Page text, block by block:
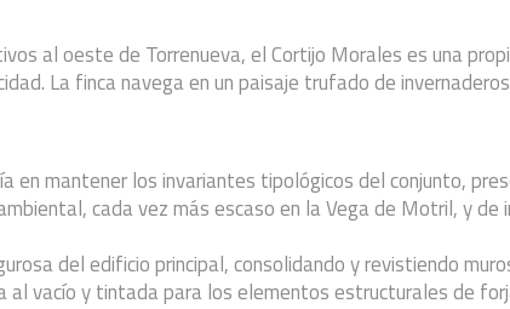
al oeste de Torrenueva, el Cortijo Morales es una
La finca navega en un paisaje trufado de
en mantener los invariantes tipológicos del conjunto,
cada vez más escaso en la Vega de Motril, y
del edificio principal, consolidando y revistiendo
vacío y tintada para los elementos estructurales de